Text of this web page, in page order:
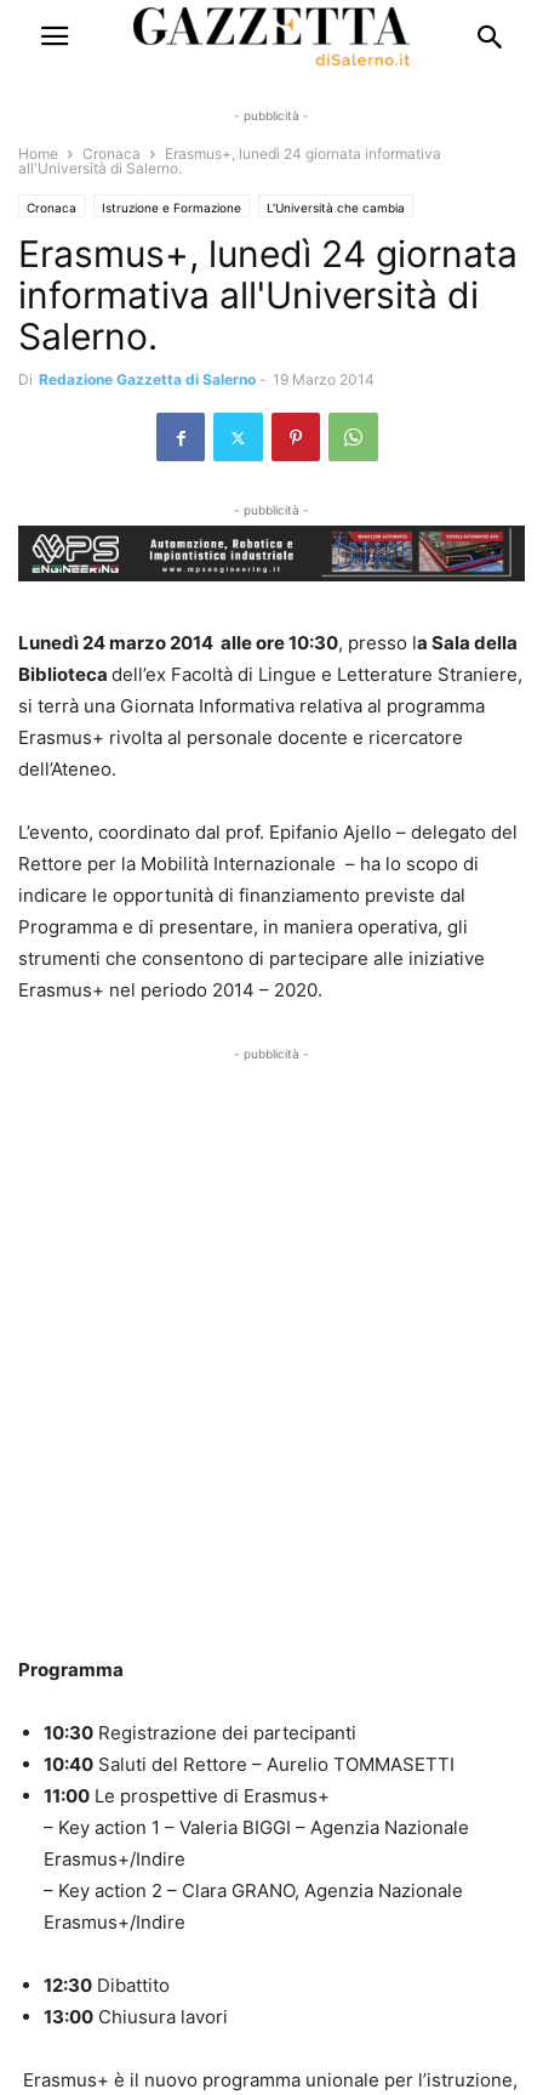
- pubblicità -
Home Cronaca
Erasmus+, lunedì 24 giornata informativa
all'Università di Salerno.
Cronaca Istruzione e Formazione L'Università che cambia
Erasmus+, lunedì 24 giornata
informativa all'Università di
Salerno.
Di Redazione Gazzetta di Salerno - 19 Marzo 2014
- pubblicità -
Lunedì 24 marzo 2014 alle ore 10:30, presso la Sala della
Biblioteca dell’ex Facoltà di Lingue e Letterature Straniere,
si terrà una Giornata Informativa relativa al programma
Erasmus+ rivolta al personale docente e ricercatore
dell’Ateneo.
L’evento, coordinato dal prof. Epifanio Ajello – delegato del
Rettore per la Mobilità Internazionale – ha lo scopo di
indicare le opportunità di finanziamento previste dal
Programma e di presentare, in maniera operativa, gli
strumenti che consentono di partecipare alle iniziative
Erasmus+ nel periodo 2014 – 2020.
- pubblicità -
Programma
10:30 Registrazione dei partecipanti
10:40 Saluti del Rettore – Aurelio TOMMASETTI
11:00 Le prospettive di Erasmus+
– Key action 1 – Valeria BIGGI – Agenzia Nazionale
Erasmus+/Indire
– Key action 2 – Clara GRANO, Agenzia Nazionale
Erasmus+/Indire
12:30 Dibattito
13:00 Chiusura lavori
Erasmus+ è il nuovo programma unionale per l’istruzione,